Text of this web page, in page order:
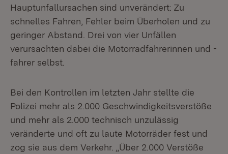
Hauptunfallursachen sind unverändert: Zu
schnelles Fahren, Fehler beim Überholen und zu
geringer Abstand. Drei von vier Unfällen
verursachten dabei die Motorradfahrerinnen und -
fahrer selbst.
Bei den Kontrollen im letzten Jahr stellte die
Polizei mehr als 2.000 Geschwindigkeitsverstöße
und mehr als 2.000 technisch unzulässig
veränderte und oft zu laute Motorräder fest und
zog sie aus dem Verkehr. „Über 2.000 Verstöße